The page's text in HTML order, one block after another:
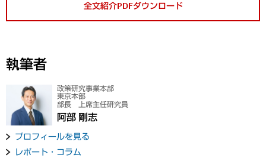
全文紹介PDFダウンロード
執筆者
政策研究事業本部
東京本部
部長 上席主任研究員
阿部 剛志
プロフィールを見る
レポート・コラム